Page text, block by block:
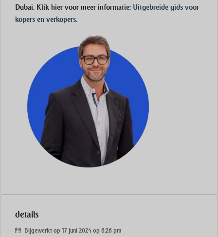
Dubai. Klik hier voor meer informatie: Uitgebreide gids voor
kopers en verkopers.
details
Bijgewerkt op 17 juni 2024 op 6:26 pm